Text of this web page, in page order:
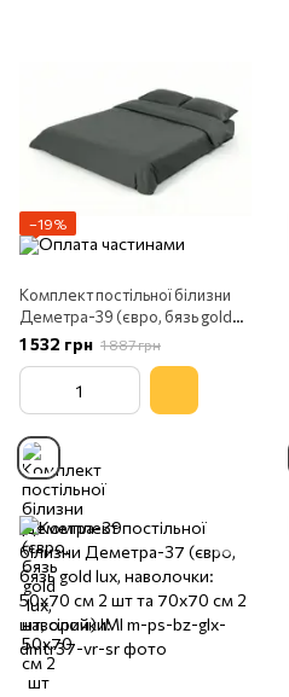
−19%
Комплект постільної білизни
Деметра-39 (євро, бязь gold
lux, наволочки: 50х70 см 2 шт
та 70х70 см 2 шт, графітовий)
1 532 грн 1 887 грн